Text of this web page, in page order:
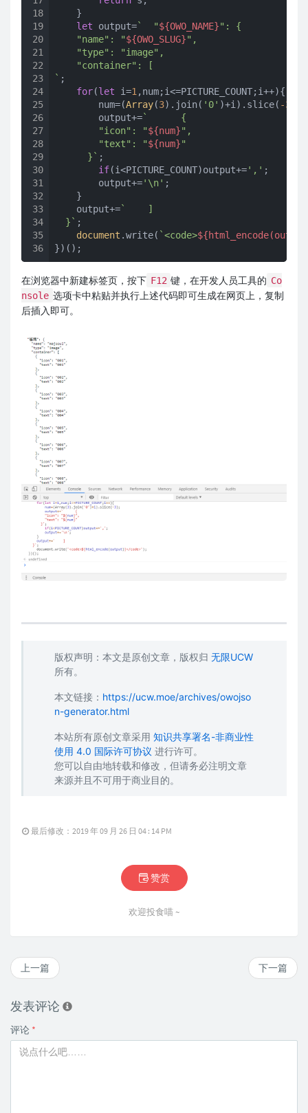
18
19
20
21
22
23
24
25
26
27
28
29
30
31
32
33
34
35
36
    }
let output=`  "${OWO_NAME}": {
    "name": "
${OWO_SLUG}",
    "type": "image",
    "container": [
` ;
for(let i=1 ,num;i<=PICTURE_COUNT;i++){
        num=(
Array(3).join( '0' )+i).slice( -3
        output+=
`      {
        "icon": "
${num}",
        "text": "
${num}"
      }`
;
if(i<PICTURE_COUNT)output+=',' ;
        output+=
'\n' ;
    }
    output+=
`    ]
  }`
;
document .write( `<code>
})();
在浏览器中新建标签页，按下 F12 键，在开发人员工具的 Co
nsole 选项卡中粘贴并执行上述代码即可生成在网页上，复制
后插入即可。
版权声明：本文是原创文章，版权归 无限UCW
所有。
本文链接： https://ucw.moe/archives/owojso
n-generator.html
本站所有原创文章采用 知识共享署名-非商业性
使用 4.0 国际许可协议 进行许可。
您可以自由地转载和修改，但请务必注明文章
来源并且不可用于商业目的。
最后修改：2019 年 09 月 26 日 04 : 14 PM
赞赏
欢迎投食喵 ~
下一篇
上一篇
发表评论
评论 *